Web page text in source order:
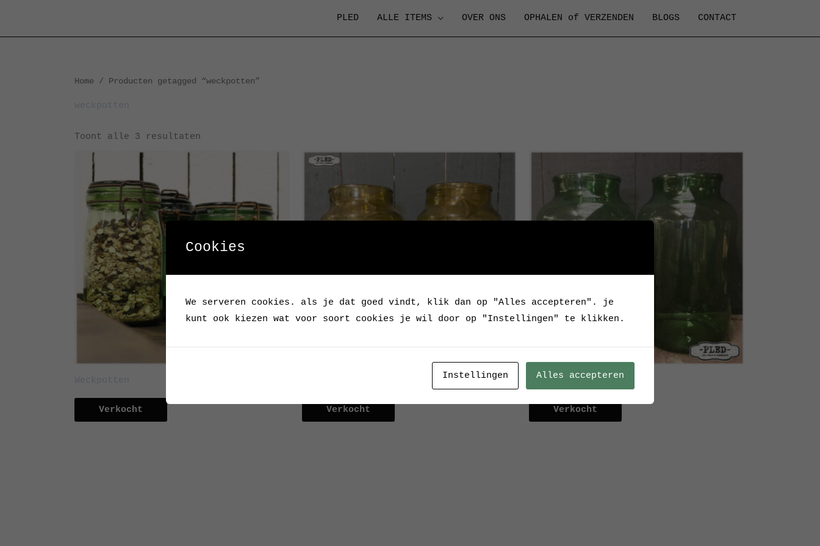
de
PLED ALLE ITEMS OVER ONS OPHALEN of VERZENDEN BLOGS CONTACT
Home / Producten getagged “weckpotten”
Toont alle 3 resultaten
Gesorteerd
op
Verkocht Verkocht
Hongaarse weckpotten
Verkocht
Cookies
We serveren cookies. als je dat goed vindt, klik dan op "Alles accepteren". je
kunt ook kiezen wat voor soort cookies je wil door op "Instellingen" te klikken.
Instellingen Alles accepteren